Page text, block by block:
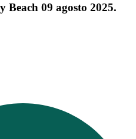
09 agosto 2025.